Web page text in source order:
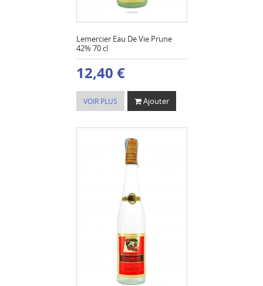
Lemercier Eau De Vie Prune
42% 70 cl
12,40 €
VOIR PLUS Ajouter